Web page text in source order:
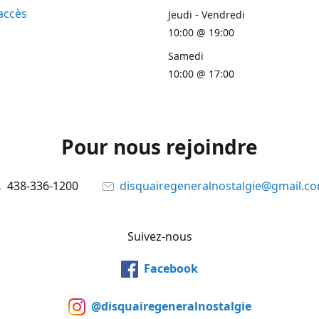
Jeudi - Vendredi
10:00 @ 19:00
Samedi
10:00 @ 17:00
Pour nous rejoindre
438-336-1200
Suivez-nous
Facebook
@disquairegeneralnostalgie